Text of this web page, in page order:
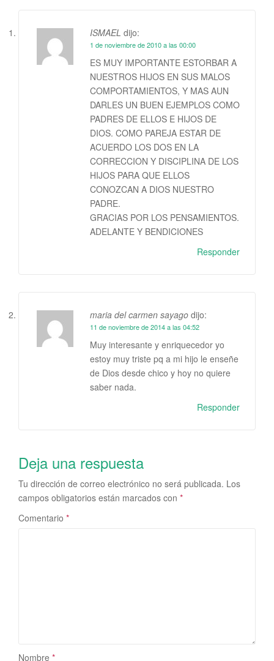
ISMAEL dijo:
1 de noviembre de 2010 a las 00:00
ES MUY IMPORTANTE ESTORBAR A
NUESTROS HIJOS EN SUS MALOS
COMPORTAMIENTOS, Y MAS AUN
DARLES UN BUEN EJEMPLOS COMO
PADRES DE ELLOS E HIJOS DE
DIOS. COMO PAREJA ESTAR DE
ACUERDO LOS DOS EN LA
CORRECCION Y DISCIPLINA DE LOS
HIJOS PARA QUE ELLOS
CONOZCAN A DIOS NUESTRO
PADRE.
GRACIAS POR LOS PENSAMIENTOS.
ADELANTE Y BENDICIONES
Responder
maria del carmen sayago dijo:
11 de noviembre de 2014 a las 04:52
Muy interesante y enriquecedor yo
estoy muy triste pq a mi hijo le enseñe
de Dios desde chico y hoy no quiere
saber nada.
Responder
Deja una respuesta
Tu dirección de correo electrónico no será publicada. Los
campos obligatorios están marcados con *
Comentario *
Nombre *